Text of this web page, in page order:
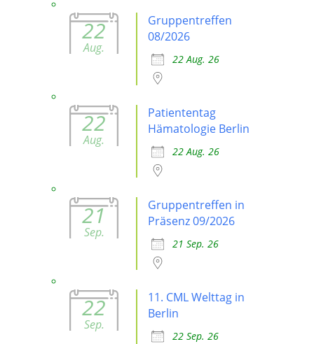
22
Aug.
Gruppentreffen
08/2026
22 Aug. 26
22
Aug.
Patiententag
Hämatologie Berlin
22 Aug. 26
21
Sep.
Gruppentreffen in
Präsenz 09/2026
21 Sep. 26
22
Sep.
11. CML Welttag in
Berlin
22 Sep. 26